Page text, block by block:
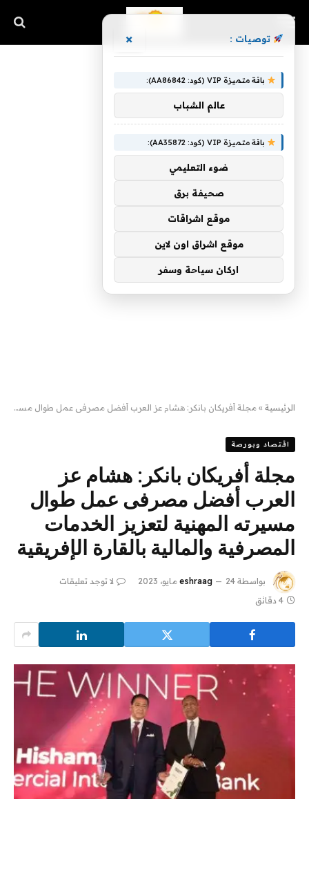
الرئيسية » مجلة أفريكان بانكر: هشام عز العرب أفضل مصرفى عمل طوال مسيرته المهنية لتعزيز الخدمات المصرفية والمالية بالقارة الإفريقية
اقتصاد وبورصة
مجلة أفريكان بانكر: هشام عز
العرب أفضل مصرفى عمل طوال
مسيرته المهنية لتعزيز الخدمات
المصرفية والمالية بالقارة الإفريقية
بواسطة eshraag 24 مايو، 2023
لا توجد تعليقات
4 دقائق
توصيات : ×
باقة متميزة VIP (كود: AA86842):
عالم الشباب
باقة متميزة VIP (كود: AA35872):
ضوء التعليمي
صحيفة برق
موقع اشراقات
موقع اشراق اون لاين
اركان سياحة وسفر